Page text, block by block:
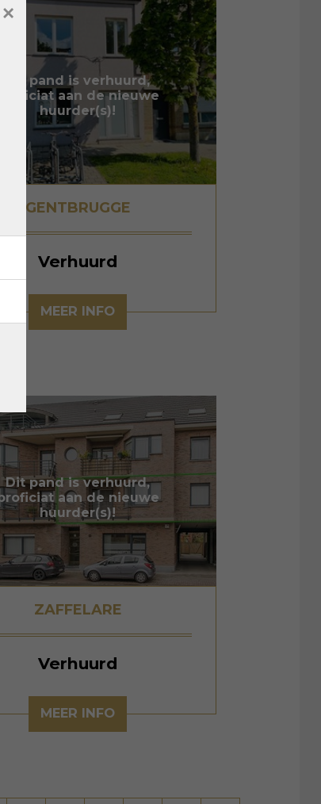
Dit pand is verhuurd,
proficiat aan de nieuwe
huurder(s)!
GENTBRUGGE
Verhuurd
MEER INFO
Dit pand is verhuurd,
aan de nieuwe
huurder(s)!
ZAFFELARE
Verhuurd
MEER INFO
×